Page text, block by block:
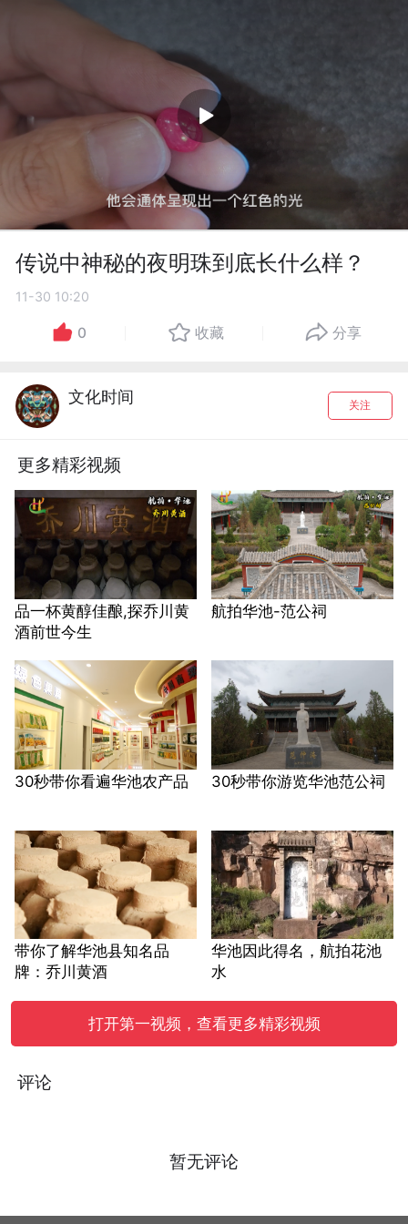
传说中神秘的夜明珠到底长什么样？
11-30 10:20
0 收藏 分享
文化时间 关注
更多精彩视频
品一杯黄醇佳酿,探乔川黄
酒前世今生
航拍华池-范公祠
30秒带你看遍华池农产品 30秒带你游览华池范公祠
带你了解华池县知名品
牌：乔川黄酒
华池因此得名，航拍花池
水
打开第一视频，查看更多精彩视频
评论
暂无评论